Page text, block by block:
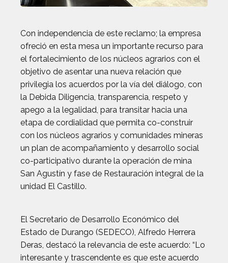
Con independencia de este reclamo; la empresa
ofreció en esta mesa un importante recurso para
el fortalecimiento de los núcleos agrarios con el
objetivo de asentar una nueva relación que
privilegia los acuerdos por la vía del diálogo, con
la Debida Diligencia, transparencia, respeto y
apego a la legalidad, para transitar hacia una
etapa de cordialidad que permita co-construir
con los núcleos agrarios y comunidades mineras
un plan de acompañamiento y desarrollo social
co-participativo durante la operación de mina
San Agustín y fase de Restauración integral de la
unidad El Castillo.
El Secretario de Desarrollo Económico del
Estado de Durango (SEDECO), Alfredo Herrera
Deras, destacó la relevancia de este acuerdo: “Lo
interesante y trascendente es que este acuerdo